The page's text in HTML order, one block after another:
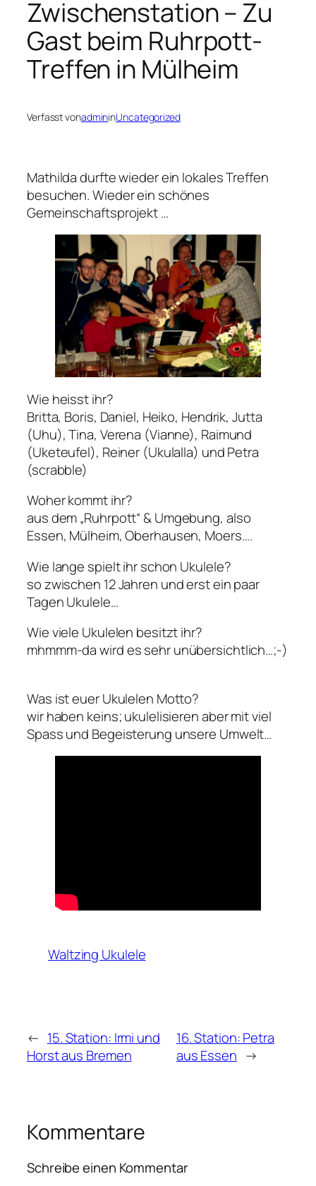
Zwischenstation – Zu
Gast beim Ruhrpott-
Treffen in Mülheim
Verfasst vonadmininUncategorized
Mathilda durfte wieder ein lokales Treffen
besuchen. Wieder ein schönes
Gemeinschaftsprojekt …
Wie heisst ihr?
Britta, Boris, Daniel, Heiko, Hendrik, Jutta
(Uhu), Tina, Verena (Vianne), Raimund
(Uketeufel), Reiner (Ukulalla) und Petra
(scrabble)
Woher kommt ihr?
aus dem „Ruhrpott“ & Umgebung, also
Essen, Mülheim, Oberhausen, Moers….
Wie lange spielt ihr schon Ukulele?
so zwischen 12 Jahren und erst ein paar
Tagen Ukulele…
Wie viele Ukulelen besitzt ihr?
mhmmm-da wird es sehr unübersichtlich…;-)
Was ist euer Ukulelen Motto?
wir haben keins; ukulelisieren aber mit viel
Spass und Begeisterung unsere Umwelt…
Waltzing Ukulele
← 15. Station: Irmi und
Horst aus Bremen
16. Station: Petra
aus Essen →
Kommentare
Schreibe einen Kommentar